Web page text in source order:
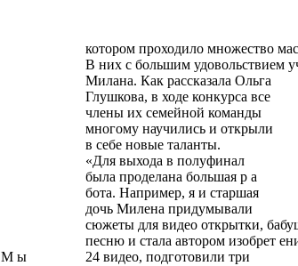
М ы
котором проходило множество
В них с большим удовольствием
Милана. Как рассказала Ольга
Глушкова, в ходе конкурса все
члены их семейной команды
многому научились и открыли
в себе новые таланты.
«Для выхода в полуфинал
была проделана большая р а ­
бота. Например, я и старшая
дочь Милена придумывали
сюжеты для видео открытки,
песню и стала автором изобрет
24 видео, подготовили три